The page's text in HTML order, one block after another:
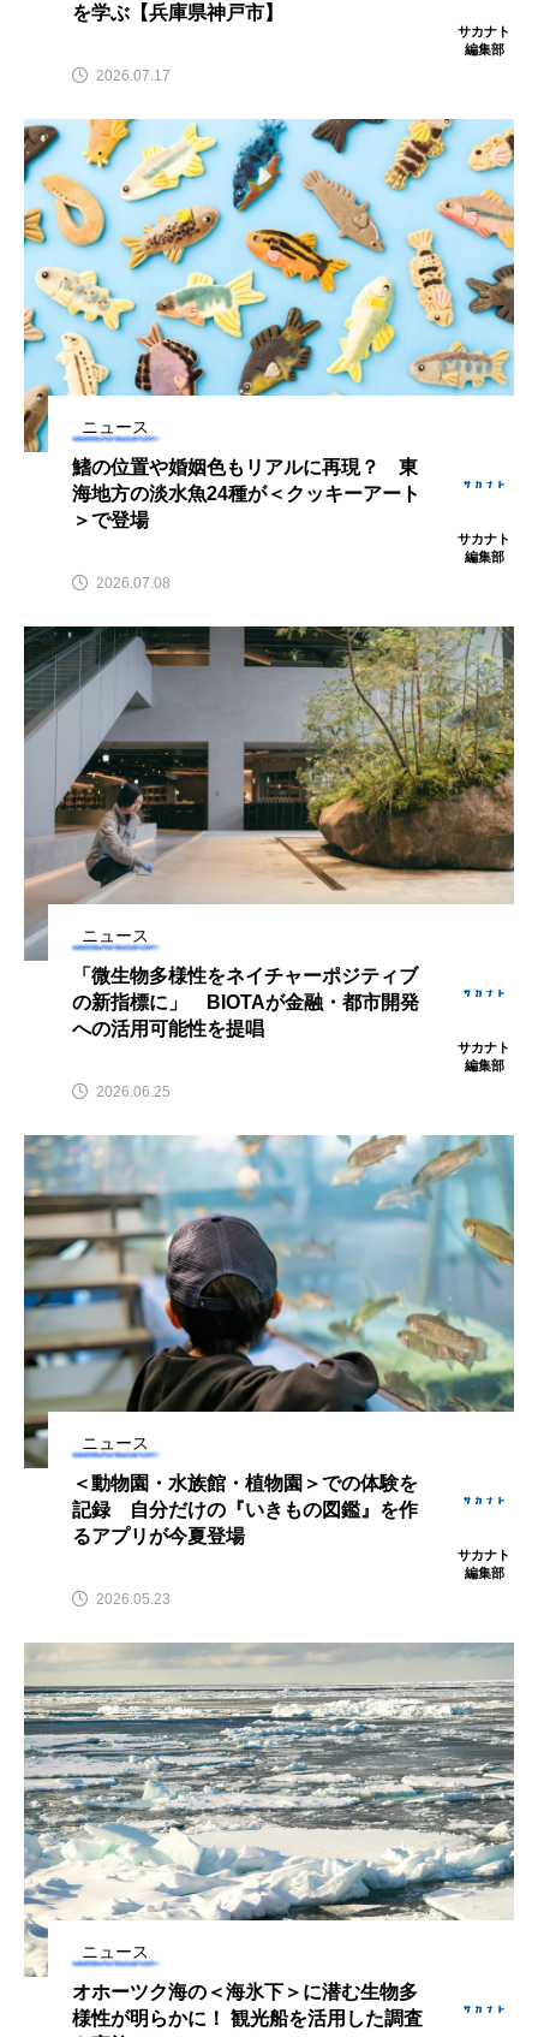
アンコウ イカ イカナゴ イクラ
イッカク イトウ イトヒキアジ
イトヨリダイ イモリ イラスト
イリエワニ イワナ インドネシア
ウツボ ウナギ ウバザメ
ウマヅラハギ
エゾアイナメ オオカミウオ
オットセイ オニヒトデ オワンクラゲ
オーストラリア カイギュウ
カイロウドウケツ カイワリ
カエルアンコウ カガミガイ カキ
カクレクマノミ カゴカマス カジカ
カブトエビ カブトクラゲ カミクラゲ
カワバタモロコ カワムツ ガラ・ルファ
キジハタ キス キチヌ キヌバリ
キビナゴ キュウリエソ
ギギ ギンザケ ギンザメ クエ
クサガメ クジラ クニマス クマノミ
クロスジギンポ クロソイ クロダイ
クロツラヘラサギ クロマグロ
グラミー
ケープペンギン ゲンゴロウ
コウテイペンギン コオイムシ
コガタペンギン コガネスズメダイ
コクチバス コクレン コチ
コトクラゲ コノシロ コバンザメ
コモレビクラゲ コモンイトギンポ
を学ぶ【兵庫県神戸市】
サカナト
編集部
2026.07.17
ニュース
鰭の位置や婚姻色もリアルに再現？ 東
海地方の淡水魚24種が＜クッキーアート
＞で登場
サカナト
編集部
2026.07.08
ニュース
「微生物多様性をネイチャーポジティブ
の新指標に」 BIOTAが金融・都市開発
への活用可能性を提唱
サカナト
編集部
2026.06.25
ニュース
＜動物園・水族館・植物園＞での体験を
記録 自分だけの『いきもの図鑑』を作
るアプリが今夏登場
サカナト
編集部
2026.05.23
ニュース
オホーツク海の＜海氷下＞に潜む生物多
様性が明らかに！ 観光船を活用した調査